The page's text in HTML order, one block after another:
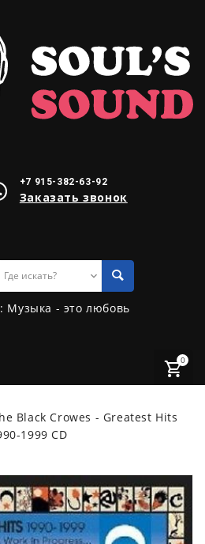
+7 915-382-63-92
Заказать звонок
Музыка - это любовь
0
Black Crowes - Greatest Hits
1999 CD